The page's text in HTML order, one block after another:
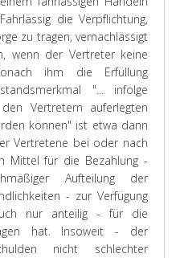
die Verpflichtung,
zu tragen, vernachlässigt
wenn der Vertreter keine
ihm die Erfüllung
"... infolge
Vertretern auferlegten
können" ist etwa dann
Vertretene bei oder nach
Mittel für die Bezahlung -
Aufteilung der
- zur Verfügung
nur anteilig - für die
hat. Insoweit - der
nicht schlechter